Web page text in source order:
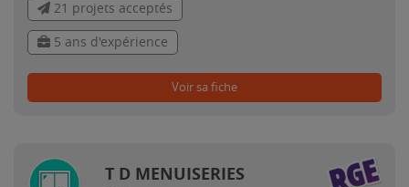
21 projets acceptés
5 ans d'expérience
Voir sa fiche
T D MENUISERIES